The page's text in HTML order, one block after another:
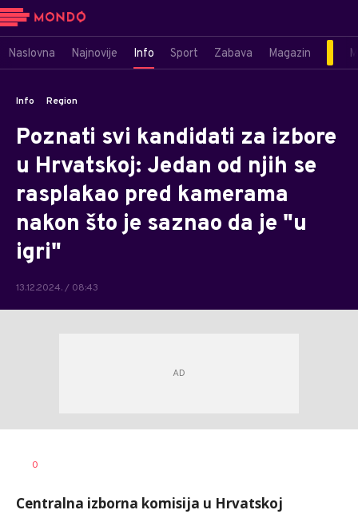
Naslovna Najnovije Info Sport Zabava Magazin
Info Region
Poznati svi kandidati za izbore
u Hrvatskoj: Jedan od njih se
rasplakao pred kamerama
nakon što je saznao da je "u
igri"
13.12.2024. / 08:43
0
Centralna izborna komisija u Hrvatskoj